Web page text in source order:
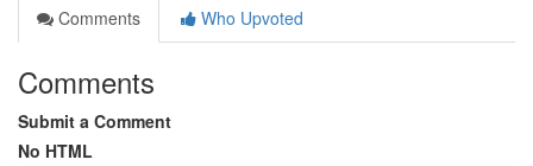
Comments
Who Upvoted
Comments
Submit a Comment
No HTML